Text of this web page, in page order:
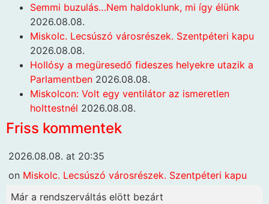
Semmi buzulás…Nem haldoklunk, mi így élünk
2026.08.08.
Miskolc. Lecsúszó városrészek. Szentpéteri kapu
2026.08.08.
Hollósy a megüresedő fideszes helyekre utazik a
Parlamentben 2026.08.08.
Miskolcon: Volt egy ventilátor az ismeretlen
holttestnél 2026.08.08.
Friss kommentek
2026.08.08. at 20:35
on Miskolc. Lecsúszó városrészek. Szentpéteri kapu
Már a rendszerváltás elött bezárt